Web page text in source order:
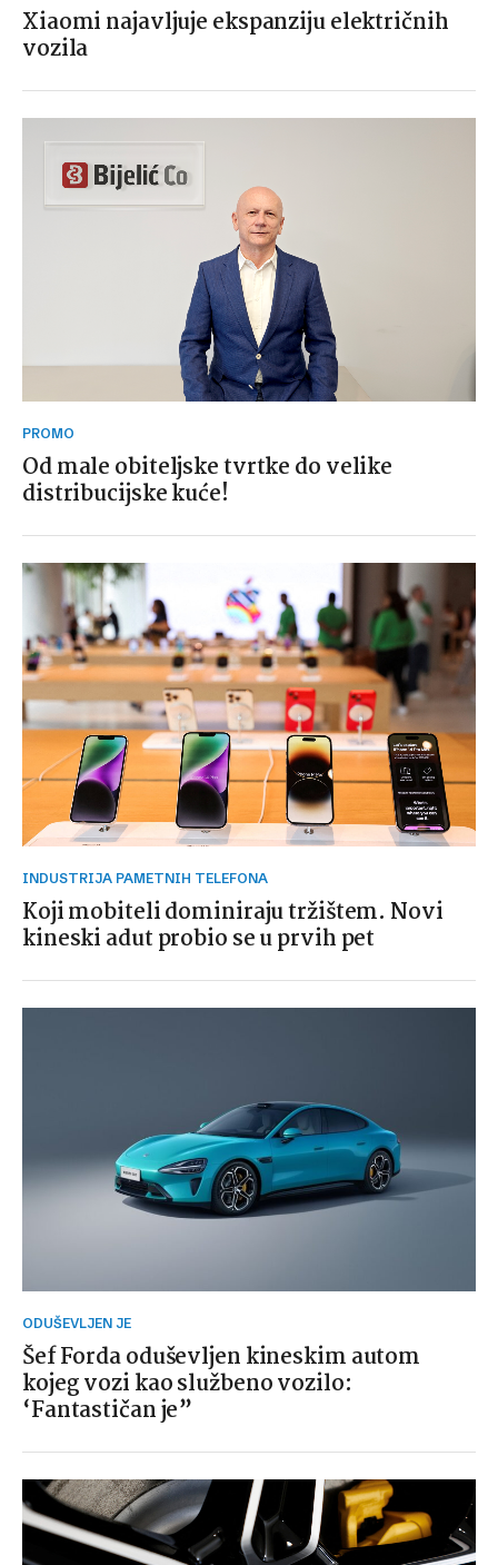
Xiaomi najavljuje ekspanziju električnih
vozila
PROMO
Od male obiteljske tvrtke do velike
distribucijske kuće!
INDUSTRIJA PAMETNIH TELEFONA
Koji mobiteli dominiraju tržištem. Novi
kineski adut probio se u prvih pet
ODUŠEVLJEN JE
Šef Forda oduševljen kineskim autom
kojeg vozi kao službeno vozilo:
‘Fantastičan je”